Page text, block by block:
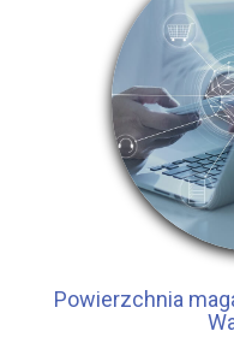
Powierzchnia